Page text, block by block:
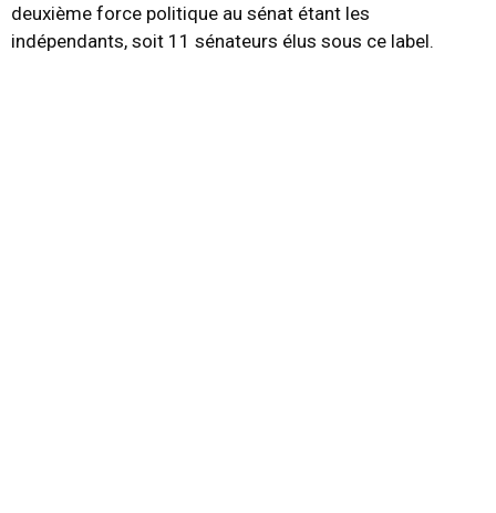
deuxième force politique au sénat étant les
indépendants, soit 11 sénateurs élus sous ce label.